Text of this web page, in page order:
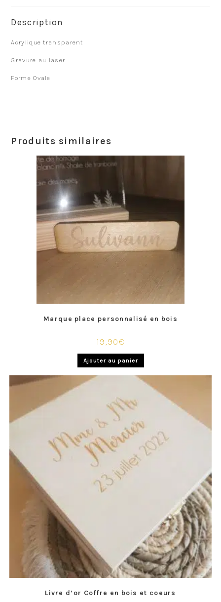
Description
Acrylique transparent
Gravure au laser
Forme Ovale
Produits similaires
Marque place personnalisé en bois
19,90€
Ajouter au panier
Livre d’or Coffre en bois et coeurs